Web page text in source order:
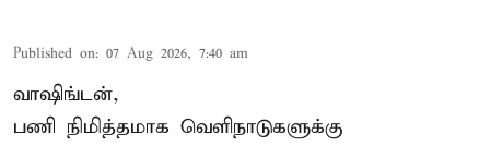
Published on: 07 Aug 2026, 7:40 am
வாஷிங்டன்,
பணி நிமித்தமாக வெளிநாடுகளுக்கு